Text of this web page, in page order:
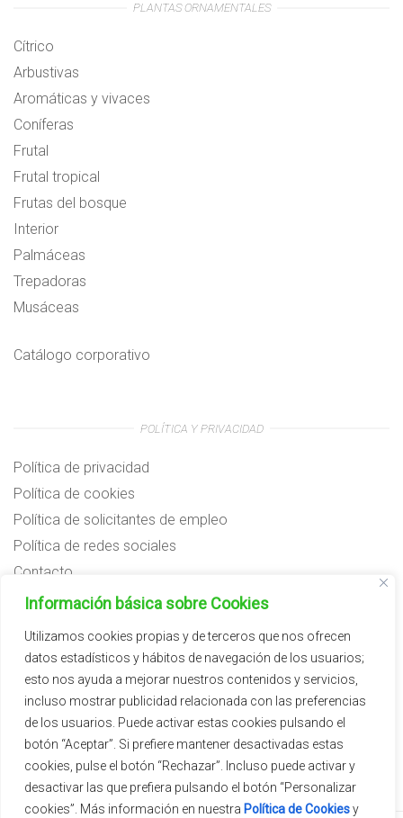
Información básica sobre Cookies
Utilizamos cookies propias y de terceros que nos ofrecen
datos estadísticos y hábitos de navegación de los usuarios;
esto nos ayuda a mejorar nuestros contenidos y servicios,
incluso mostrar publicidad relacionada con las preferencias
de los usuarios. Puede activar estas cookies pulsando el
botón “Aceptar”. Si prefiere mantener desactivadas estas
cookies, pulse el botón “Rechazar”. Incluso puede activar y
desactivar las que prefiera pulsando el botón “Personalizar
cookies”. Más información en nuestra Política de Cookiesy
PLANTAS ORNAMENTALES
Cítrico
Arbustivas
Aromáticas y vivaces
Coníferas
Frutal
Frutal tropical
Frutas del bosque
Interior
Palmáceas
Trepadoras
Musáceas
Catálogo corporativo
POLÍTICA Y PRIVACIDAD
Política de privacidad
Política de cookies
Política de solicitantes de empleo
Política de redes sociales
Contacto
Preguntas frecuentes
Subvenciones